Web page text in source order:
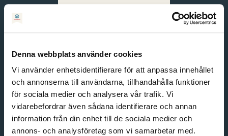
Denna webbplats använder cookies
Vi använder enhetsidentifierare för att anpassa innehållet
och annonserna till användarna, tillhandahålla funktioner
för sociala medier och analysera vår trafik. Vi
vidarebefordrar även sådana identifierare och annan
information från din enhet till de sociala medier och
annons- och analysföretag som vi samarbetar med.
English
Svenska